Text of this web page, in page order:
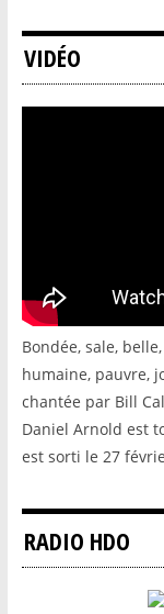
VIDÉO
Bondée, sale,
humaine, pauvre,
chantée par Bill
Daniel Arnold est
est sorti le 27
RADIO HDO